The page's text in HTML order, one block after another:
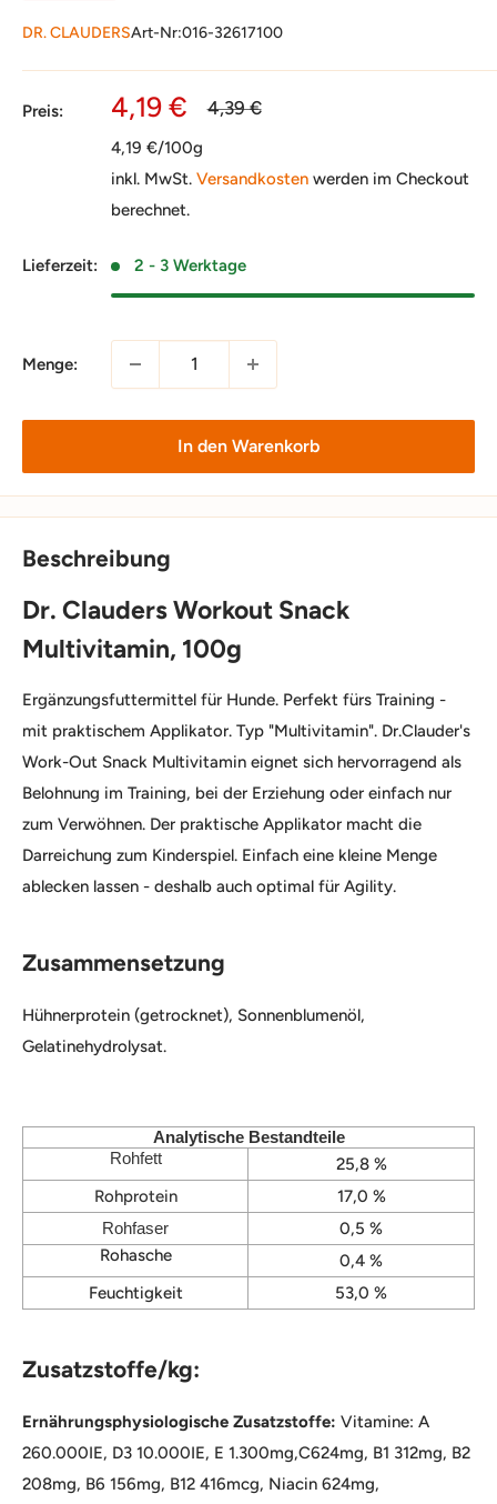
DR. CLAUDERSArt-Nr:016-32617100
Preis: Sonderpreis
4,19 € Normalpreis
4,39 €
4,19 €/100g
inkl. MwSt. Versandkosten werden im Checkout
berechnet.
Lieferzeit: 2 - 3 Werktage
Menge:
In den Warenkorb
Beschreibung
Dr. Clauders Workout Snack
Multivitamin, 100g
Ergänzungsfuttermittel für Hunde. Perfekt fürs Training -
mit praktischem Applikator. Typ "Multivitamin". Dr.Clauder's
Work-Out Snack Multivitamin eignet sich hervorragend als
Belohnung im Training, bei der Erziehung oder einfach nur
zum Verwöhnen. Der praktische Applikator macht die
Darreichung zum Kinderspiel. Einfach eine kleine Menge
ablecken lassen - deshalb auch optimal für Agility.
Zusammensetzung
Hühnerprotein (getrocknet), Sonnenblumenöl,
Gelatinehydrolysat.
Analytische Bestandteile
Rohfett
25,8 %
Rohprotein
17,0 %
Rohfaser
0,5 %
Rohasche
0,4 %
Feuchtigkeit
53,0 %
Zusatzstoffe/kg:
Ernährungsphysiologische Zusatzstoffe: Vitamine: A
260.000IE, D3 10.000IE, E 1.300mg,C624mg, B1 312mg, B2
208mg, B6 156mg, B12 416mcg, Niacin 624mg,